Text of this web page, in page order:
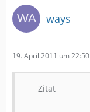
ways
19. April 2011 um 22:50
Zitat